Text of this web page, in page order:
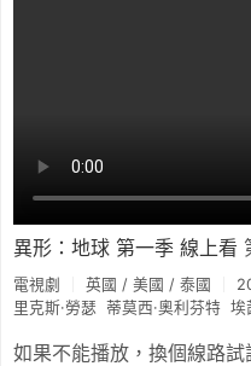
異形：地球 第一季 線上看
電視劇
英國 / 美國 / 泰國
里克斯·勞瑟 蒂莫西·奧利芬特 埃
如果不能播放，換個線路試